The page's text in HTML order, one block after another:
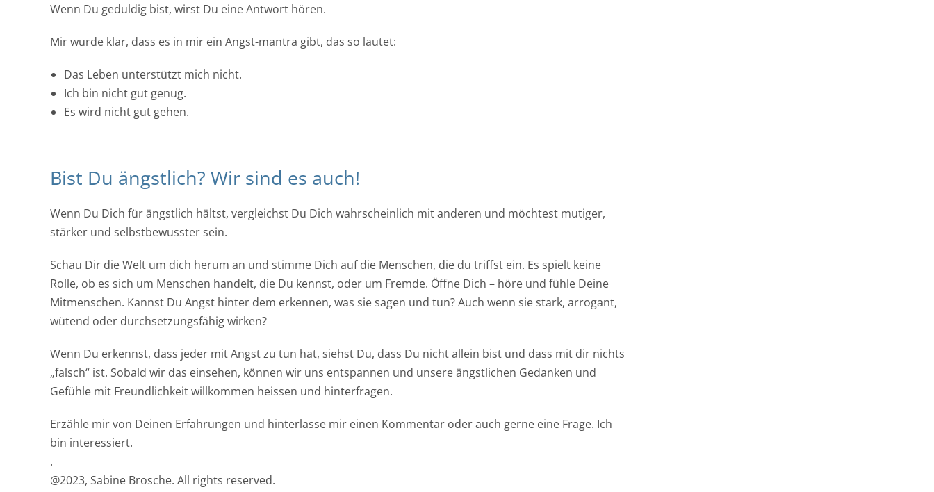
Wenn Du geduldig bist, wirst Du eine Antwort hören.
Mir wurde klar, dass es in mir ein Angst-mantra gibt, das so lautet:
Das Leben unterstützt mich nicht.
Ich bin nicht gut genug.
Es wird nicht gut gehen.
Bist Du ängstlich? Wir sind es auch!
Wenn Du Dich für ängstlich hältst, vergleichst Du Dich wahrscheinlich mit anderen und möchtest mutiger,
stärker und selbstbewusster sein.
Schau Dir die Welt um dich herum an und stimme Dich auf die Menschen, die du triffst ein. Es spielt keine
Rolle, ob es sich um Menschen handelt, die Du kennst, oder um Fremde. Öffne Dich – höre und fühle Deine
Mitmenschen. Kannst Du Angst hinter dem erkennen, was sie sagen und tun? Auch wenn sie stark, arrogant,
wütend oder durchsetzungsfähig wirken?
Wenn Du erkennst, dass jeder mit Angst zu tun hat, siehst Du, dass Du nicht allein bist und dass mit dir nichts
„falsch“ ist. Sobald wir das einsehen, können wir uns entspannen und unsere ängstlichen Gedanken und
Gefühle mit Freundlichkeit willkommen heissen und hinterfragen.
Erzähle mir von Deinen Erfahrungen und hinterlasse mir einen Kommentar oder auch gerne eine Frage. Ich
bin interessiert.
.
@2023, Sabine Brosche. All rights reserved.